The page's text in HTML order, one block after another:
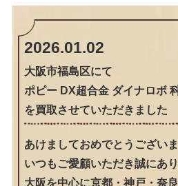
2026.01.02
大阪市福島区にて
ポピー DX超合金 ダイナロボ
を買取させていただきました
あけましておめでとうございま
いつもご愛顧いただき誠にあ
大阪を中心に京都・神戸・奈